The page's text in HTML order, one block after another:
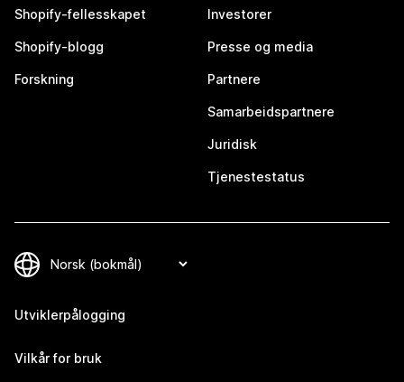
Shopify-fellesskapet
Shopify-blogg
Forskning
Investorer
Presse og media
Partnere
Samarbeidspartnere
Juridisk
Tjenestestatus
Utviklerpålogging
Vilkår for bruk